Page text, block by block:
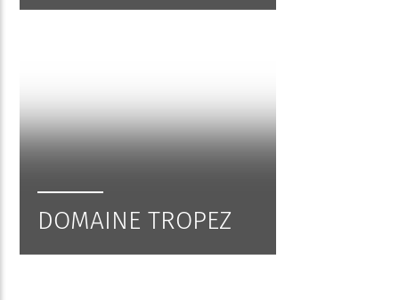
DOMAINE TROPEZ